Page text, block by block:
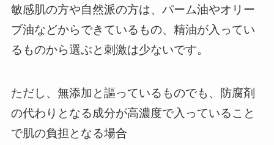
敏感肌の方や自然派の方は、パーム油やオリー
ブ油などからできているもの、精油が入ってい
るものから選ぶと刺激は少ないです。
ただし、無添加と謳っているものでも、防腐剤
の代わりとなる成分が高濃度で入っていること
で肌の負担となる場合